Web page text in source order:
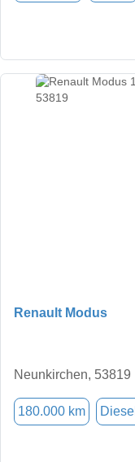
Renault Modus
Neunkirchen, 53819
180.000 km Diesel